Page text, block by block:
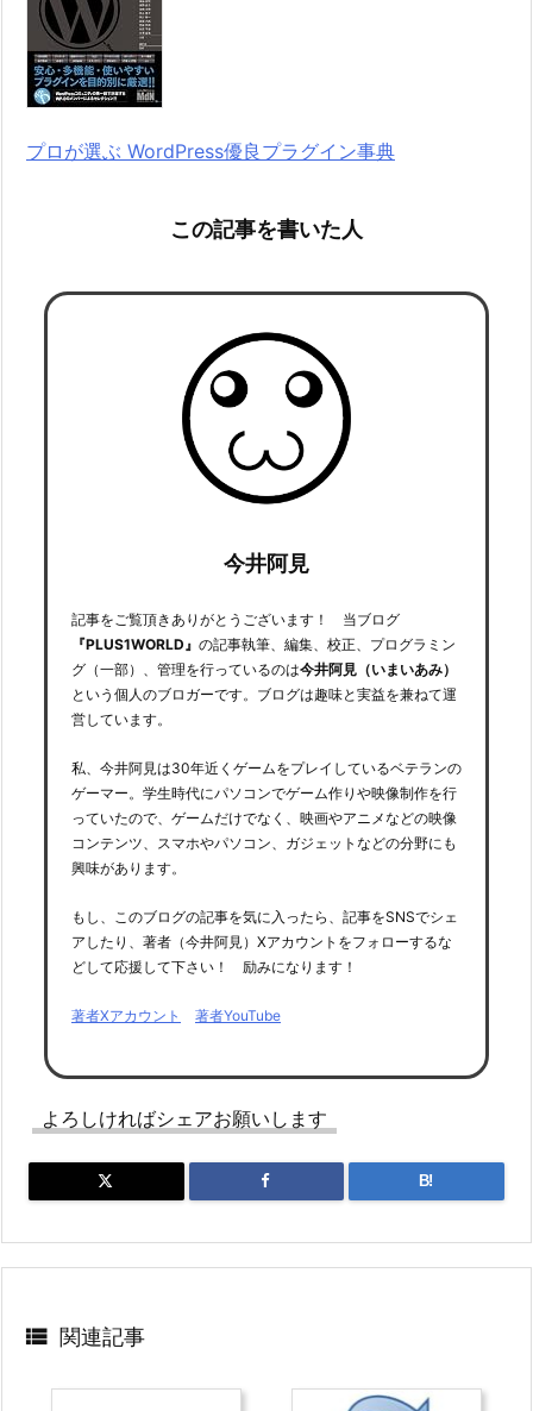
プロが選ぶ WordPress優良プラグイン事典
この記事を書いた人
今井阿見
記事をご覧頂きありがとうございます！ 当ブログ
『PLUS1WORLD』 の記事執筆、編集、校正、プログラミン
グ（一部）、管理を行っているのは今井阿見（いまいあみ）
という個人のブロガーです。ブログは趣味と実益を兼ねて運
営しています。
私、今井阿見は30年近くゲームをプレイしているベテランの
ゲーマー。学生時代にパソコンでゲーム作りや映像制作を行
っていたので、ゲームだけでなく、映画やアニメなどの映像
コンテンツ、スマホやパソコン、ガジェットなどの分野にも
興味があります。
もし、このブログの記事を気に入ったら、記事をSNSでシェ
アしたり、著者（今井阿見）Xアカウントをフォローするな
どして応援して下さい！ 励みになります！
著者Xアカウント 著者YouTube
よろしければシェアお願いします
B!
 関連記事